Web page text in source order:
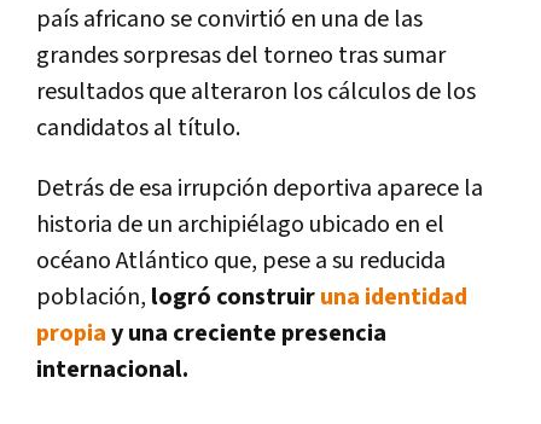
país africano se convirtió en una de las
grandes sorpresas del torneo tras sumar
resultados que alteraron los cálculos de los
candidatos al título.
Detrás de esa irrupción deportiva aparece la
historia de un archipiélago ubicado en el
océano Atlántico que, pese a su reducida
población, logró construiruna identidad
propiay una creciente presencia
internacional.